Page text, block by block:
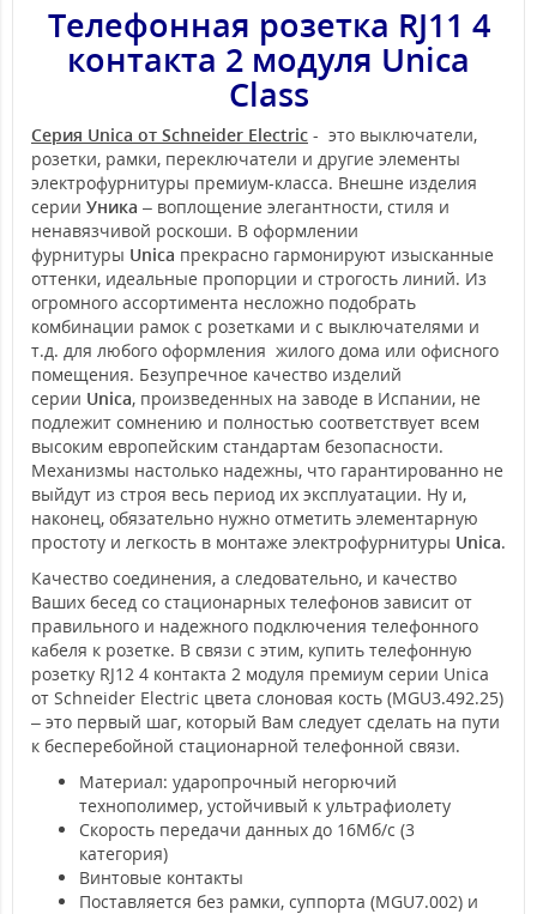
Телефонная розетка RJ11 4
контакта 2 модуля Unica
Class
Серия Unica от Schneider Electric - это выключатели,
розетки, рамки, переключатели и другие элементы
электрофурнитуры премиум-класса. Внешне изделия
серии Уника – воплощение элегантности, стиля и
ненавязчивой роскоши. В оформлении
фурнитуры Unica прекрасно гармонируют изысканные
оттенки, идеальные пропорции и строгость линий. Из
огромного ассортимента несложно подобрать
комбинации рамок с розетками и с выключателями и
т.д. для любого оформления жилого дома или офисного
помещения. Безупречное качество изделий
серии Unica, произведенных на заводе в Испании, не
подлежит сомнению и полностью соответствует всем
высоким европейским стандартам безопасности.
Механизмы настолько надежны, что гарантированно не
выйдут из строя весь период их эксплуатации. Ну и,
наконец, обязательно нужно отметить элементарную
простоту и легкость в монтаже электрофурнитуры Unica.
Качество соединения, а следовательно, и качество
Ваших бесед со стационарных телефонов зависит от
правильного и надежного подключения телефонного
кабеля к розетке. В связи с этим, купить телефонную
розетку RJ12 4 контакта 2 модуля премиум серии Unica
от Schneider Electric цвета слоновая кость (MGU3.492.25)
– это первый шаг, который Вам следует сделать на пути
к бесперебойной стационарной телефонной связи.
Материал: ударопрочный негорючий
технополимер, устойчивый к ультрафиолету
Скорость передачи данных до 16Мб/с (3
категория)
Винтовые контакты
Поставляется без рамки, суппорта (MGU7.002) и